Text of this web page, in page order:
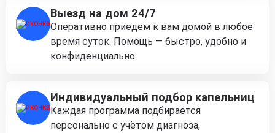
Выезд на дом 24/7
Оперативно приедем к вам домой в любое
время суток. Помощь — быстро, удобно и
конфиденциально
Индивидуальный подбор капельниц
Каждая программа подбирается
персонально с учётом диагноза,